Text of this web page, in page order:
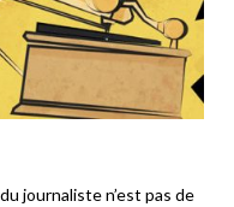
journaliste n’est pas de